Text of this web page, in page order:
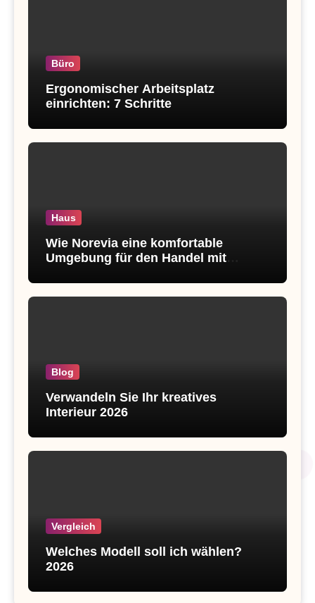
Büro
Ergonomischer Arbeitsplatz
einrichten: 7 Schritte
Haus
Wie Norevia eine komfortable
Umgebung für den Handel mit
schafft
Blog
Verwandeln Sie Ihr kreatives
Interieur 2026
Vergleich
Welches Modell soll ich wählen?
2026